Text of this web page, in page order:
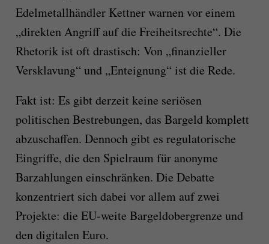
Edelmetallhändler Kettner warnen vor einem
„direkten Angriff auf die Freiheitsrechte“. Die
Rhetorik ist oft drastisch: Von „finanzieller
Versklavung“ und „Enteignung“ ist die Rede.
Fakt ist: Es gibt derzeit keine seriösen
politischen Bestrebungen, das Bargeld komplett
abzuschaffen. Dennoch gibt es regulatorische
Eingriffe, die den Spielraum für anonyme
Barzahlungen einschränken. Die Debatte
konzentriert sich dabei vor allem auf zwei
Projekte: die EU-weite Bargeldobergrenze und
den digitalen Euro.